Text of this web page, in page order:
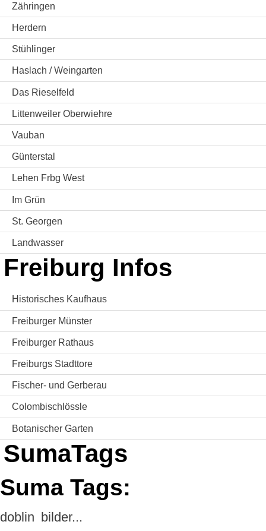
Zähringen
Herdern
Stühlinger
Haslach / Weingarten
Das Rieselfeld
Littenweiler Oberwiehre
Vauban
Günterstal
Lehen Frbg West
Im Grün
St. Georgen
Landwasser
Freiburg Infos
Historisches Kaufhaus
Freiburger Münster
Freiburger Rathaus
Freiburgs Stadttore
Fischer- und Gerberau
Colombischlössle
Botanischer Garten
SumaTags
Suma Tags:
doblin bilder...